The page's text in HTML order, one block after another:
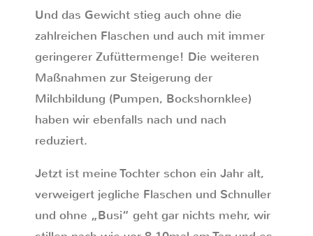
Und das Gewicht stieg auch ohne die
zahlreichen Flaschen und auch mit immer
geringerer Zufüttermenge! Die weiteren
Maßnahmen zur Steigerung der
Milchbildung (Pumpen, Bockshornklee)
haben wir ebenfalls nach und nach
reduziert.
Jetzt ist meine Tochter schon ein Jahr alt,
verweigert jegliche Flaschen und Schnuller
und ohne „Busi“ geht gar nichts mehr, wir